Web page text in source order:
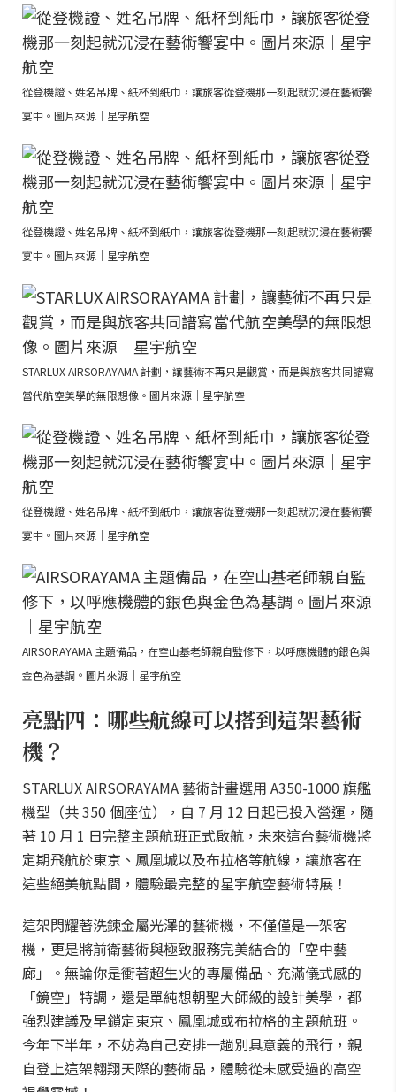
從登機證、姓名吊牌、紙杯到紙巾，讓旅客從登機那一刻起就沉浸在藝術饗
宴中。圖片來源｜星宇航空
從登機證、姓名吊牌、紙杯到紙巾，讓旅客從登機那一刻起就沉浸在藝術饗
宴中。圖片來源｜星宇航空
STARLUX AIRSORAYAMA 計劃，讓藝術不再只是觀賞，而是與旅客共同譜寫
當代航空美學的無限想像。圖片來源｜星宇航空
從登機證、姓名吊牌、紙杯到紙巾，讓旅客從登機那一刻起就沉浸在藝術饗
宴中。圖片來源｜星宇航空
AIRSORAYAMA 主題備品，在空山基老師親自監修下，以呼應機體的銀色與
金色為基調。圖片來源｜星宇航空
亮點四：哪些航線可以搭到這架藝術
機？
STARLUX AIRSORAYAMA 藝術計畫選用 A350-1000 旗艦
機型（共 350 個座位），自 7 月 12 日起已投入營運，隨
著 10 月 1 日完整主題航班正式啟航，未來這台藝術機將
定期飛航於東京、鳳凰城以及布拉格等航線，讓旅客在
這些絕美航點間，體驗最完整的星宇航空藝術特展！
這架閃耀著洗鍊金屬光澤的藝術機，不僅僅是一架客
機，更是將前衛藝術與極致服務完美結合的「空中藝
廊」。無論你是衝著超生火的專屬備品、充滿儀式感的
「鏡空」特調，還是單純想朝聖大師級的設計美學，都
強烈建議及早鎖定東京、鳳凰城或布拉格的主題航班。
今年下半年，不妨為自己安排一趟別具意義的飛行，親
自登上這架翱翔天際的藝術品，體驗從未感受過的高空